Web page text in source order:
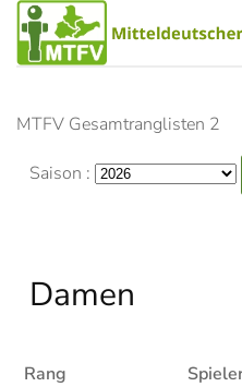
Zum Hauptinhalt springen
MTFV Gesamtranglisten 2
Saison :
Damen
Rang